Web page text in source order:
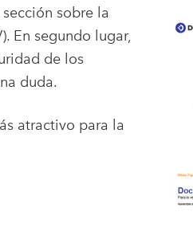
sobre la
En segundo lugar,
de los
duda.
atractivo para la